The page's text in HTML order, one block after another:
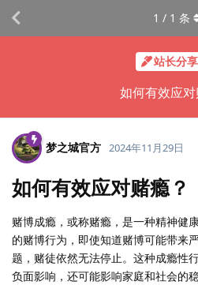
站长分
如何有效应对
1 / 1 条
梦之城官方 2024年11月29日
如何有效应对赌瘾？
赌博成瘾，或称赌瘾，是一种精神健
的赌博行为，即使知道赌博可能带来
题，赌徒依然无法停止。这种成瘾性
负面影响，还可能影响家庭和社会的